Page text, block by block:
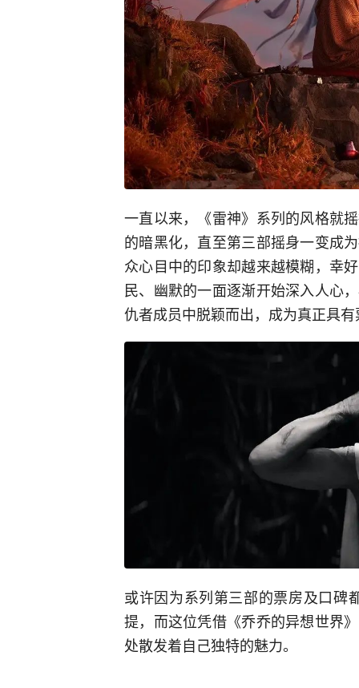
一直以来，《雷神》系列的风格就
的暗黑化，直至第三部摇身一变成
众心目中的印象却越来越模糊，幸
民、幽默的一面逐渐开始深入人心
仇者成员中脱颖而出，成为真正具
或许因为系列第三部的票房及口碑
提，而这位凭借《乔乔的异想世界
处散发着自己独特的魅力。